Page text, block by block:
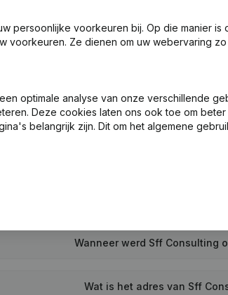
(Nieuwe Rechtspersoon, Opening
Wat is het PEPPOL ID van Sff
Wanneer werd Sff Consulting
Wat is het adres van Sff
persoonlijke voorkeuren bij. Op die manier is
voorkeuren. Ze dienen om uw webervaring
optimale analyse van onze verschillende
Deze cookies laten ons ook toe om
belangrijk zijn. Dit om het algemene